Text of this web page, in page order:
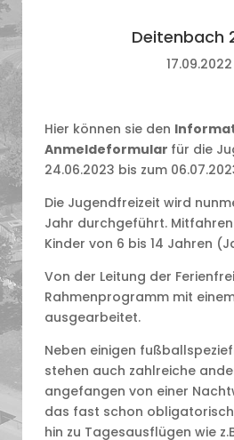
Deitenbach
17.09.2022
Hier können sie den
Anmeldeformular für die
24.06.2023 bis zum
Die Jugendfreizeit wird
Jahr durchgeführt.
Kinder von 6 bis 14 Jahren
Von der Leitung der
Rahmenprogramm mit
ausgearbeitet.
Neben einigen
stehen auch zahlreiche
angefangen von einer
das fast schon
hin zu Tagesausflügen wie